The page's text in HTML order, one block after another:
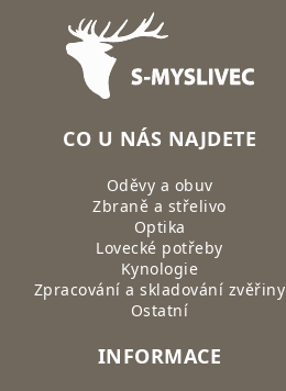
Zápatí
CO U NÁS NAJDETE
Oděvy a obuv
Zbraně a střelivo
Optika
Lovecké potřeby
Kynologie
Zpracování a skladování zvěřiny
Ostatní
INFORMACE